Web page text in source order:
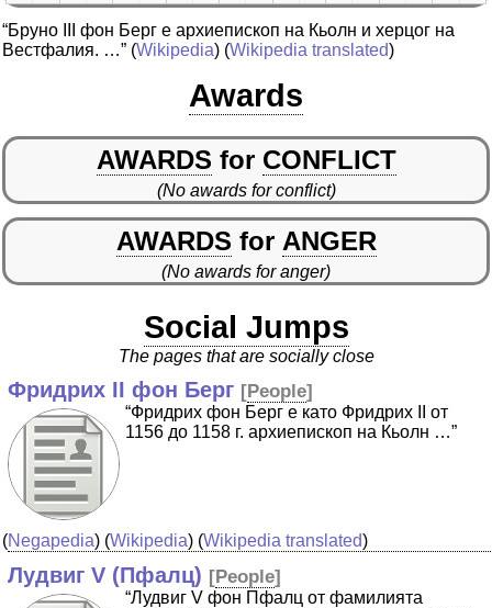
“Бруно III фон Берг е архиепископ на Кьолн и херцог на
Вестфалия. …” (Wikipedia) (Wikipedia translated)
Awards
AWARDS for CONFLICT
(No awards for conflict)
AWARDS for ANGER
(No awards for anger)
Social Jumps
The pages that are socially close
Фридрих II фон Берг [People]
“Фридрих фон Берг е като Фридрих II от
1156 до 1158 г. архиепископ на Кьолн …”
(Negapedia) (Wikipedia) (Wikipedia translated)
Лудвиг V (Пфалц) [People]
“Лудвиг V фон Пфалц от фамилията